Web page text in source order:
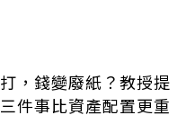
，錢變廢紙？教授提
件事比資產配置更重